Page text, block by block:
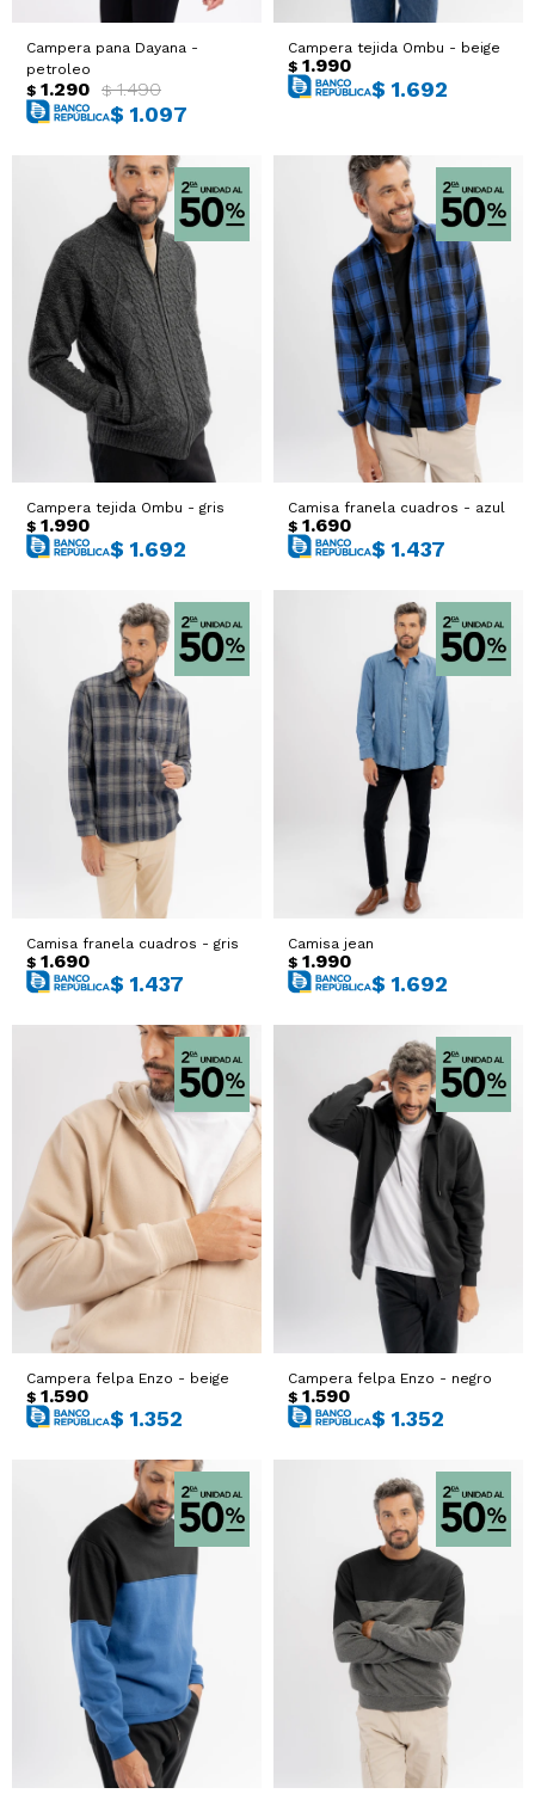
Campera pana Dayana -
petroleo
$ 1.290 $ 1.490
$ 1.097
Campera tejida Ombu - beige
$ 1.990
$ 1.692
Campera tejida Ombu - gris
$ 1.990
$ 1.692
Camisa franela cuadros - azul
$ 1.690
$ 1.437
Camisa franela cuadros - gris
$ 1.690
$ 1.437
Camisa jean
$ 1.990
$ 1.692
Campera felpa Enzo - beige
$ 1.590
$ 1.352
Campera felpa Enzo - negro
$ 1.590
$ 1.352